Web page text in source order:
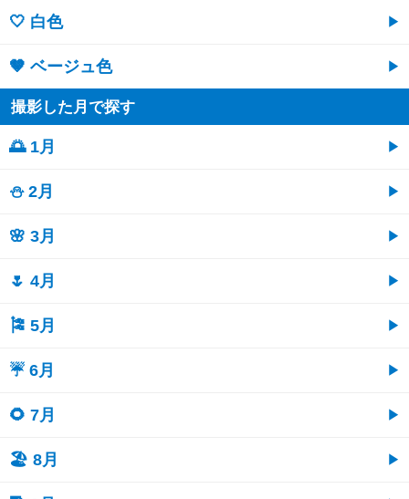
🤍 白色
🤎 ベージュ色
撮影した月で探す
🌅 1月
⛄ 2月
🌸 3月
🌷 4月
🎏 5月
☔ 6月
🌻 7月
🏖 8月